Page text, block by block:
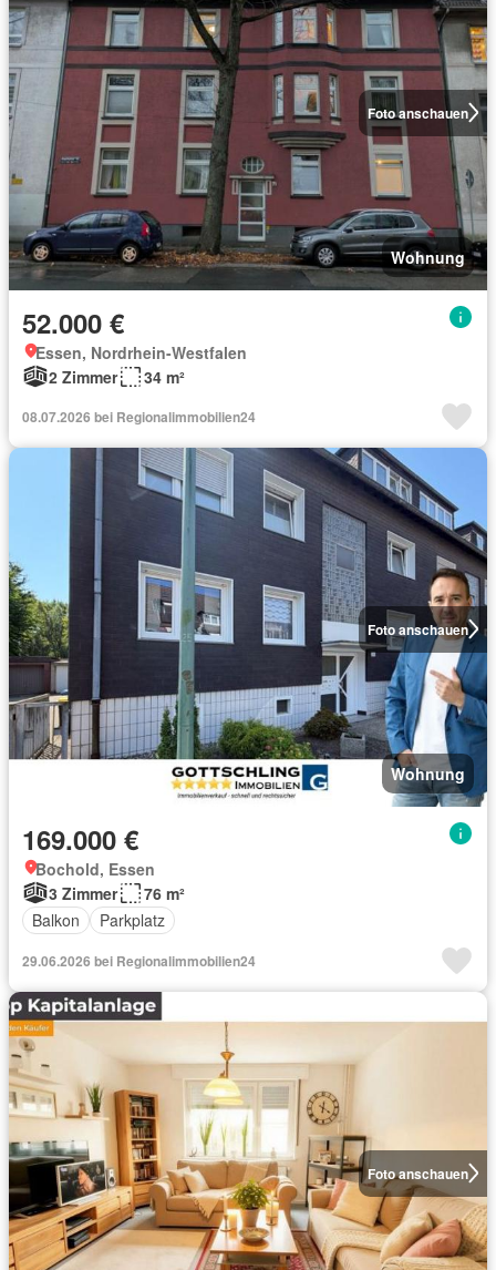
Foto anschauen
Wohnung
52.000 €
Essen, Nordrhein-Westfalen
2 Zimmer
34 m²
08.07.2026 bei Regionalimmobilien24
Foto anschauen
Wohnung
169.000 €
Bochold, Essen
3 Zimmer
76 m²
Balkon
Parkplatz
29.06.2026 bei Regionalimmobilien24
Foto anschauen